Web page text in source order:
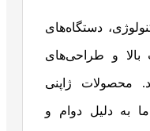
دستگاه‌های
و طراحی‌های
محصولات ژاپنی
به دلیل دوام و